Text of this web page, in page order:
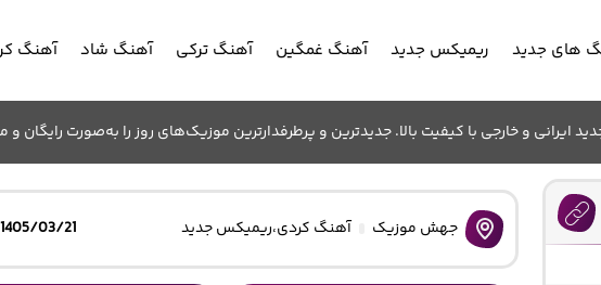
های جدید ریمیکس جدید آهنگ غمگین آهنگ ترکی آهنگ شاد آهنگ
و خارجی با کیفیت بالا. جدیدترین و پرطرفدارترین موزیک‌های روز را به‌صورت رایگان و
جهش موزیک آهنگ کردی،ریمیکس جدید 1405/03/21 - ۰۰:۴۸